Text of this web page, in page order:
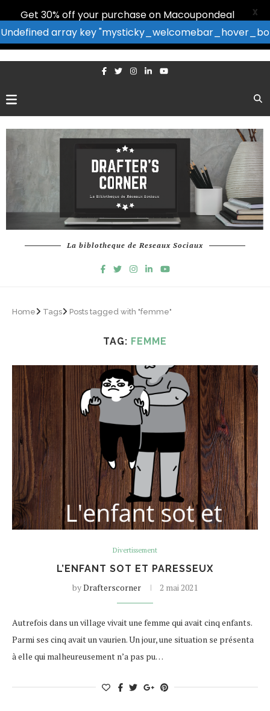
La biblotheque de Reseaux Sociaux
Home Tags Posts tagged with "femme"
TAG: FEMME
Divertissement
L’ENFANT SOT ET PARESSEUX
byDrafterscorner 2 mai 2021
Autrefois dans un village vivait une femme qui avait cinq enfants.
Parmi ses cinq avait un vaurien. Un jour, une situation se présenta
à elle qui malheureusement n’a pas pu…
Get 30% off your purchase on Macoupondeal
array key
X